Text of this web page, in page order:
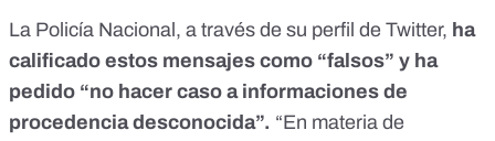
La Policía Nacional, a través de su perfil de Twitter, ha
calificado estos mensajes como “falsos” y ha
pedido “no hacer caso a informaciones de
procedencia desconocida”. “En materia de